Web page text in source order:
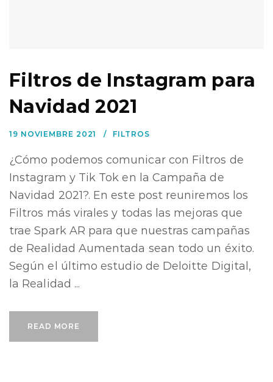
Filtros de Instagram para
Navidad 2021
19 NOVIEMBRE 2021 FILTROS
¿Cómo podemos comunicar con Filtros de
Instagram y Tik Tok en la Campaña de
Navidad 2021?. En este post reuniremos los
Filtros más virales y todas las mejoras que
trae Spark AR para que nuestras campañas
de Realidad Aumentada sean todo un éxito.
Según el último estudio de Deloitte Digital,
la Realidad ...
READ MORE